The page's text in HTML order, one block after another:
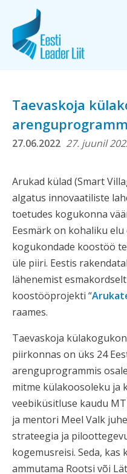
Taevaskoja
27.06.2022 27. juunil
Arukad külad (Smart
algatus innovaatiliste
toetudes kogukonna
Eesmärk on kohaliku
kogukondade koostöö
üle piiri. Eestis
lähenemist
koostööprojekti “
raames.
Taevaskoja
piirkonnas on üks 24
arenguprogrammis
mitme külakoosoleku ja
veebiküsitluse kaudu
ja mentori Meel Valk
strateegia ja
kogemusreisi. Seda, kas
ammutama Rootsi või